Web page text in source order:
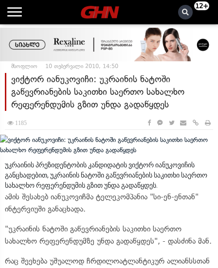
12+
მსოფლიო 10 თებერვალი 2010, 14:50
ვიქტორ იანუკოვიჩი: უკრაინის ნატოში
გაწევრიანების საკითხი საერთო სახალხო
რეფერენდუმის გზით უნდა გადაწყდეს
1185
უკრაინის პრეზიდენტობის კანდიდატის ვიქტორ იანუკოვიჩის
განცხადებით, უკრაინის ნატოში გაწევრიანების საკითხი საერთო
სახალხო რეფერენდუმის გზით უნდა გადაწყდეს.
ამის შესახებ იანუკოვიჩმა ტელეკომპანია "სი-ენ-ენთან"
ინტერვიუში განაცხადა.
"უკრაინის ნატოში გაწევრიანების საკითხი საერთო
სახალხო რეფერენდუმზე უნდა გადაწყდეს", - დასძინა მან.
რაც შეეხება უშუალოდ ჩრდილოატლანტიკურ ალიანსსთან